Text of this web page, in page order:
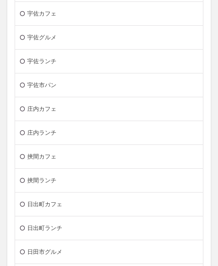
宇佐カフェ
宇佐グルメ
宇佐ランチ
宇佐市パン
庄内カフェ
庄内ランチ
挾間カフェ
挾間ランチ
日出町カフェ
日出町ランチ
日田市グルメ